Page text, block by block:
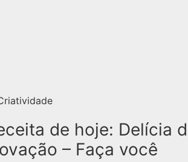
de hoje: Delícia
– Faça você